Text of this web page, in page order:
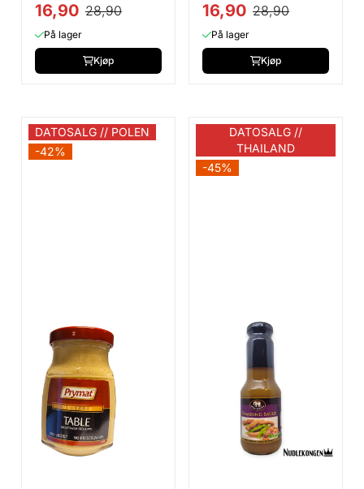
SPICY - 185 GR
16,90 28,90
På lager
Kjøp
MILD - 185 GR
16,90 28,90
På lager
Kjøp
DATOSALG // POLEN
-42%
DATOSALG //
THAILAND
-45%